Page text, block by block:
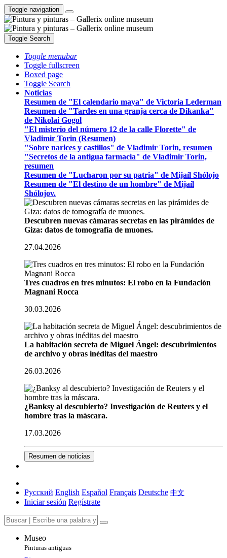
Toggle navigation
Toggle Search
Toggle menubar
Toggle fullscreen
Boxed page
Toggle Search
Noticias
Resumen de "El calendario maya" de Victoria Lederman
Resumen de "Tardes en una granja cerca de Dikanka"
de Nikolai Gogol
"El misterio del número 12 de la calle Florette" de
Vladimir Torin (Resumen)
"Sobre narices y castillos" de Vladimir Torin, resumen
"Secretos de la antigua farmacia" de Vladimir Torin,
resumen
Resumen de "Lucharon por su patria" de Mijaíl Shólojo
Resumen de "El destino de un hombre" de Mijaíl
Shólojov.
Descubren nuevas cámaras secretas en las pirámides de
Giza: datos de tomografía de muones.
27.04.2026
Tres cuadros en tres minutos: El robo en la Fundación
Magnani Rocca
30.03.2026
La habitación secreta de Miguel Ángel: descubrimientos
de archivo y obras inéditas del maestro
26.03.2026
¿Banksy al descubierto? Investigación de Reuters y el
hombre tras la máscara.
17.03.2026
Resumen de noticias
Русский English Español Français Deutsche 中文
Iniciar sesión Regístrate
Museo
Pinturas antiguas